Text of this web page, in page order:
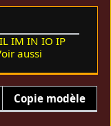
IL IM IN IO IP
aussi
Copie modèle